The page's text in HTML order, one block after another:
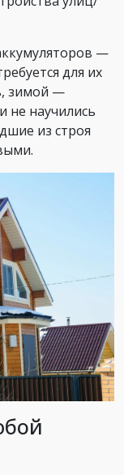
—
для их
зимой —
не научились
из строя